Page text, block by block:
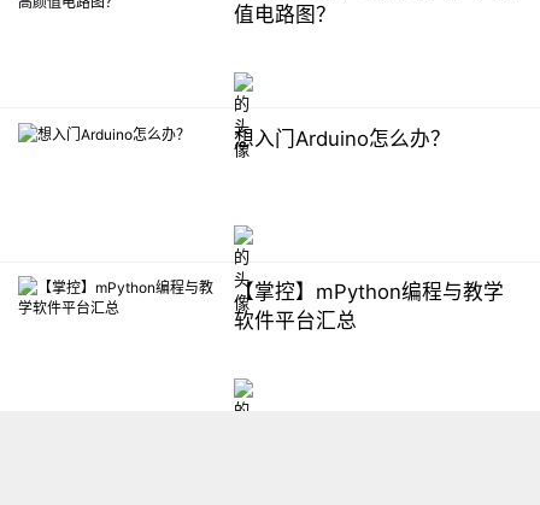
值电路图？
想入门Arduino怎么办？
【掌控】mPython编程与教学
软件平台汇总